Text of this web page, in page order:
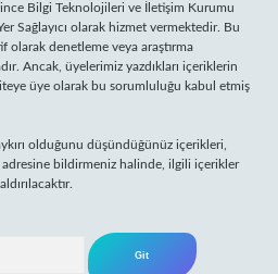
Bilgi Teknolojileri ve İletişim Kurumu
Sağlayıcı olarak hizmet vermektedir. Bu
denetleme veya araştırma
Ancak, üyelerimiz yazdıkları içeriklerin
üye olarak bu sorumluluğu kabul etmiş
olduğunu düşündüğünüz içerikleri,
adresine bildirmeniz halinde, ilgili içerikler